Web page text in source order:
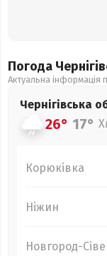
Погода
Актуальна інформація
Чернігівська
26° 17°
Корюківка
Ніжин
Новгород-